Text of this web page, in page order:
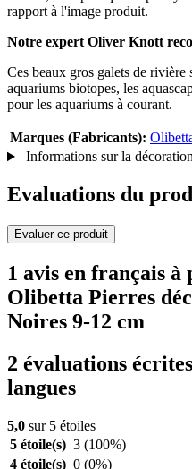
rapport à l'image produit.
Notre expert Oliver Knott
Ces beaux gros galets de rivière
aquariums biotopes, les
pour les aquariums à courant.
Marques (Fabricants):
Informations sur la
Evaluations du
Evaluer ce produit
1 avis en français
Olibetta Pierres
Noires 9-12 cm
2 évaluations
langues
5,0 sur 5 étoiles
5 étoile(s) 3 (100%)
4 étoile(s) 0 (0%)